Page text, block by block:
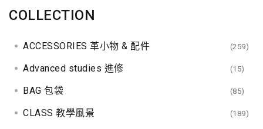
COLLECTION
ACCESSORIES 革小物 & 配件 (259)
Advanced studies 進修 (15)
BAG 包袋 (85)
CLASS 教學風景 (189)